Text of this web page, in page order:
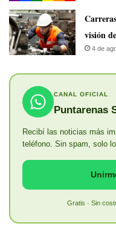
visión
4 de
CANAL OFICIAL
Puntarenas
Recibí las noticias más
teléfono. Sin spam, solo
Gratis · Sin